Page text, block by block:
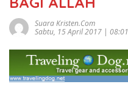
Suara Kristen.com
Sabtu, 15 April 2017 | 08:01